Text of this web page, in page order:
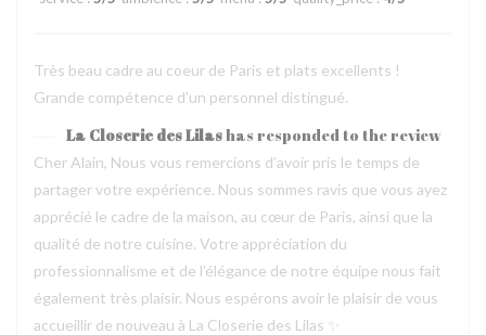
Très beau cadre au coeur de Paris et plats excellents !
Grande compétence d'un personnel distingué.
La Closerie des Lilashas responded to the review
Cher Alain, Nous vous remercions d’avoir pris le temps de
partager votre expérience. Nous sommes ravis que vous ayez
apprécié le cadre de la maison, au cœur de Paris, ainsi que la
qualité de notre cuisine. Votre appréciation du
professionnalisme et de l’élégance de notre équipe nous fait
également très plaisir. Nous espérons avoir le plaisir de vous
accueillir de nouveau à La Closerie des Lilas ✨